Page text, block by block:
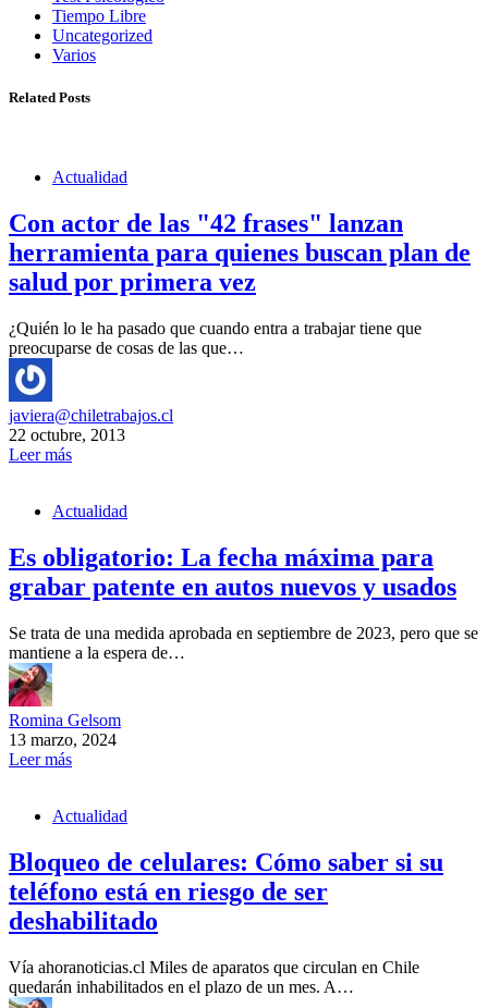
Tiempo Libre
Uncategorized
Varios
Related Posts
Actualidad
Con actor de las "42 frases" lanzan
herramienta para quienes buscan plan de
salud por primera vez
¿Quién lo le ha pasado que cuando entra a trabajar tiene que
preocuparse de cosas de las que…
javiera@chiletrabajos.cl
22 octubre, 2013
Leer más
Actualidad
Es obligatorio: La fecha máxima para
grabar patente en autos nuevos y usados
Se trata de una medida aprobada en septiembre de 2023, pero que se
mantiene a la espera de…
Romina Gelsom
13 marzo, 2024
Leer más
Actualidad
Bloqueo de celulares: Cómo saber si su
teléfono está en riesgo de ser
deshabilitado
Vía ahoranoticias.cl Miles de aparatos que circulan en Chile
quedarán inhabilitados en el plazo de un mes. A…